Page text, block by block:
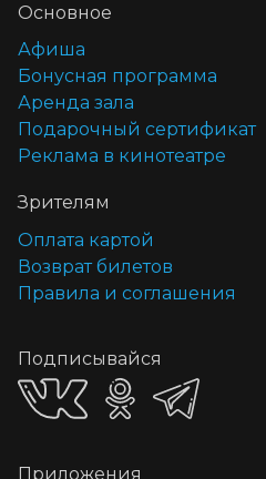
Основное
Афиша
Бонусная программа
Аренда зала
Подарочный сертификат
Реклама в кинотеатре
Зрителям
Оплата картой
Возврат билетов
Правила и соглашения
Подписывайся
Приложения